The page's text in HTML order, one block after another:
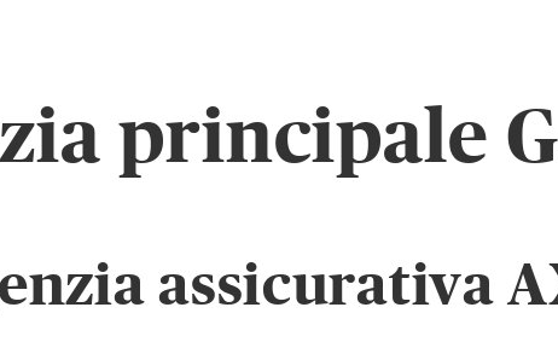
principale
assicurativa